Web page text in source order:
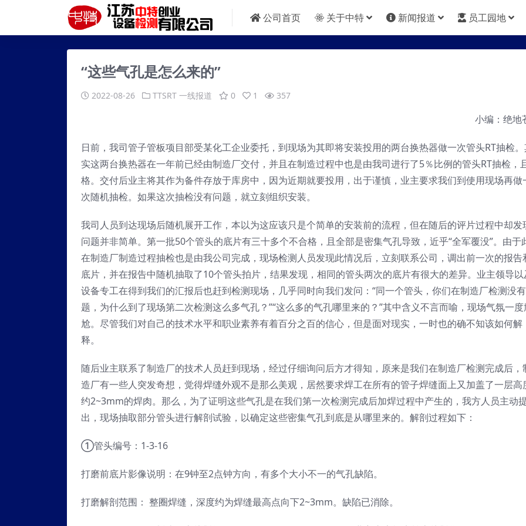
公司首页 关于中特 新闻报道 员工园地
“这些气孔是怎么来的”
2022-08-26 TTSRT 一线报道 0 1 357
小编：绝地
日前，我司管子管板项目部受某化工企业委托，到现场为其即将安装投用的两台换热器做一次管头RT抽检
实这两台换热器在一年前已经由制造厂交付，并且在制造过程中也是由我司进行了5％比例的管头RT抽检，
格。交付后业主将其作为备件存放于库房中，因为近期就要投用，出于谨慎，业主要求我们到使用现场再做
次随机抽检。如果这次抽检没有问题，就立刻组织安装。
我司人员到达现场后随机展开工作，本以为这应该只是个简单的安装前的流程，但在随后的评片过程中却发
问题并非简单。第一批50个管头的底片有三十多个不合格，且全部是密集气孔导致，近乎“全军覆没”。由于
在制造厂制造过程抽检也是由我公司完成，现场检测人员发现此情况后，立刻联系公司，调出前一次的报告
底片，并在报告中随机抽取了10个管头拍片，结果发现，相同的管头两次的底片有很大的差异。业主领导以
设备专工在得到我们的汇报后也赶到检测现场，几乎同时向我们发问：“同一个管头，你们在制造厂检测没
题，为什么到了现场第二次检测这么多气孔？”“这么多的气孔哪里来的？”其中含义不言而喻，现场气氛一度
尬。尽管我们对自己的技术水平和职业素养有着百分之百的信心，但是面对现实，一时也的确不知该如何解
释。
随后业主联系了制造厂的技术人员赶到现场，经过仔细询问后方才得知，原来是我们在制造厂检测完成后，
造厂有一些人突发奇想，觉得焊缝外观不是那么美观，居然要求焊工在所有的管子焊缝面上又加盖了一层高
约2~3mm的焊肉。那么，为了证明这些气孔是在我们第一次检测完成后加焊过程中产生的，我方人员主动
出，现场抽取部分管头进行解剖试验，以确定这些密集气孔到底是从哪里来的。解剖过程如下：
①管头编号：1-3-16
打磨前底片影像说明：在9钟至2点钟方向，有多个大小不一的气孔缺陷。
打磨解剖范围： 整圈焊缝，深度约为焊缝最高点向下2~3mm。缺陷已消除。